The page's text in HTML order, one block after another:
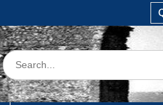
Search
for: